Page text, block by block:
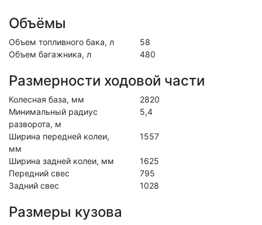
Объёмы
Объем топливного бака, л
58
Объем багажника, л
480
Размерности ходовой части
Колесная база, мм
2820
Минимальный радиус
разворота, м
5,4
Ширина передней колеи,
мм
1557
Ширина задней колеи, мм
1625
Передний свес
795
Задний свес
1028
Размеры кузова